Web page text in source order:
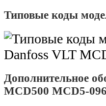
Типовые коды
Дополнительное
MCD500 MCD5-